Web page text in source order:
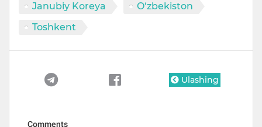
Janubiy Koreya
O‘zbekiston
Toshkent
Ulashing